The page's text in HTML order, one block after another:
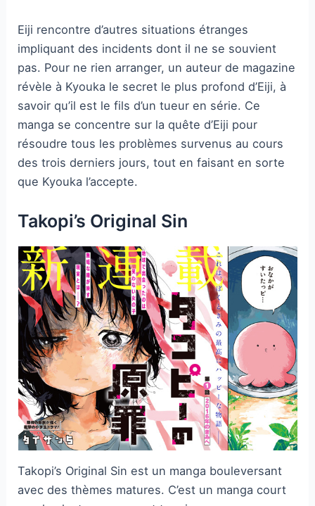
Eiji rencontre d’autres situations étranges
impliquant des incidents dont il ne se souvient
pas. Pour ne rien arranger, un auteur de magazine
révèle à Kyouka le secret le plus profond d’Eiji, à
savoir qu’il est le fils d’un tueur en série. Ce
manga se concentre sur la quête d’Eiji pour
résoudre tous les problèmes survenus au cours
des trois derniers jours, tout en faisant en sorte
que Kyouka l’accepte.
Takopi’s Original Sin
Takopi’s Original Sin est un manga bouleversant
avec des thèmes matures. C’est un manga court